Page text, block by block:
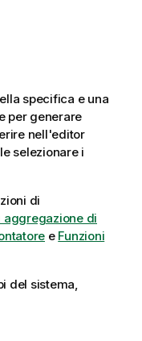
specifica e una
per generare
nell'editor
selezionare i
di
aggregazione di
e Funzioni
del sistema,